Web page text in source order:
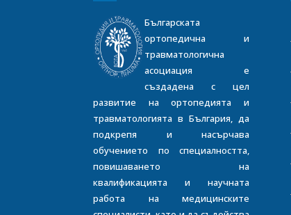
Българската
ортопедична и
травматологична
асоциация е
създадена с цел
развитие на ортопедията и
травматологията в България, да
подкрепя и насърчава
обучението по специалността,
повишаването на
квалификацията и научната
работа на медицинските